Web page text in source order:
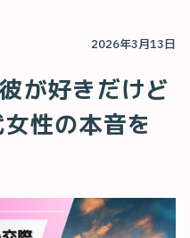
2026年3月13日
が好きだけど
性の本音を